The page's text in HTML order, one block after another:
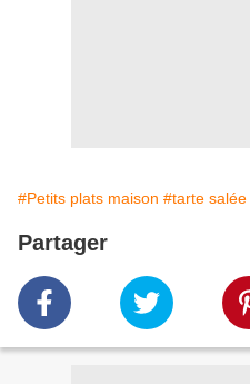
#Petits plats maison #tarte salée
Partager